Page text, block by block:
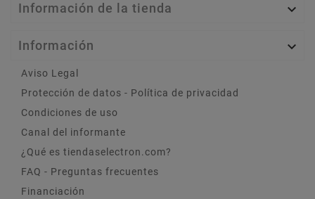
Información de la tienda 
Información 
Aviso Legal
Protección de datos - Política de privacidad
Condiciones de uso
Canal del informante
¿Qué es tiendaselectron.com?
FAQ - Preguntas frecuentes
Financiación